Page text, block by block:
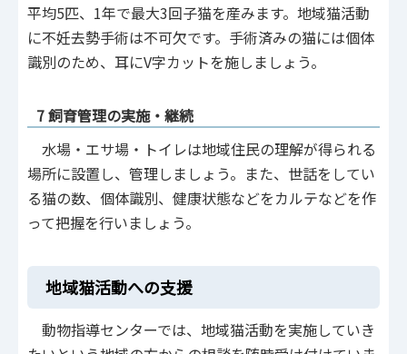
平均5匹、1年で最大3回子猫を産みます。地域猫活動
に不妊去勢手術は不可欠です。手術済みの猫には個体
識別のため、耳にV字カットを施しましょう。
7 飼育管理の実施・継続
水場・エサ場・トイレは地域住民の理解が得られる
場所に設置し、管理しましょう。また、世話をしてい
る猫の数、個体識別、健康状態などをカルテなどを作
って把握を行いましょう。
地域猫活動への支援
動物指導センターでは、地域猫活動を実施していき